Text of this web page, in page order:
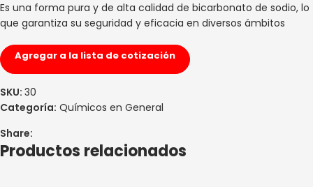
Es una forma pura y de alta calidad de bicarbonato de sodio, lo
que garantiza su seguridad y eficacia en diversos ámbitos
Agregar a la lista de cotización
SKU: 30
Categoría: Químicos en General
Share:
Productos relacionados